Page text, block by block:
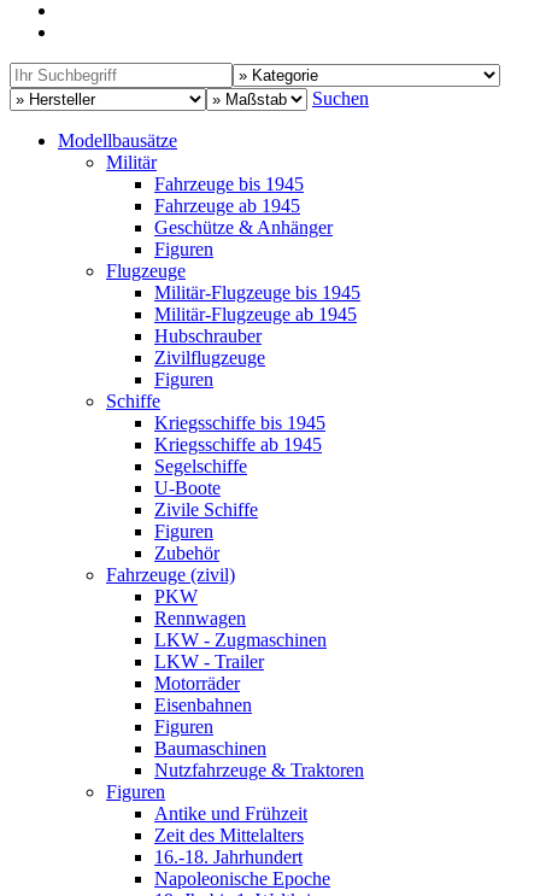
Suchen
Modellbausätze
Militär
Fahrzeuge bis 1945
Fahrzeuge ab 1945
Geschütze & Anhänger
Figuren
Flugzeuge
Militär-Flugzeuge bis 1945
Militär-Flugzeuge ab 1945
Hubschrauber
Zivilflugzeuge
Figuren
Schiffe
Kriegsschiffe bis 1945
Kriegsschiffe ab 1945
Segelschiffe
U-Boote
Zivile Schiffe
Figuren
Zubehör
Fahrzeuge (zivil)
PKW
Rennwagen
LKW - Zugmaschinen
LKW - Trailer
Motorräder
Eisenbahnen
Figuren
Baumaschinen
Nutzfahrzeuge & Traktoren
Figuren
Antike und Frühzeit
Zeit des Mittelalters
16.-18. Jahrhundert
Napoleonische Epoche